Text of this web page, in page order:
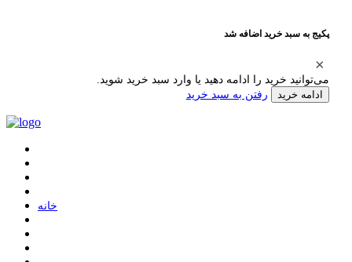
پکیج به سبد خرید اضافه شد
می‌توانید خرید را ادامه دهید یا وارد سبد خرید شوید.
ادامه خرید رفتن به سبد خرید
ﺧﺎﻧﻪ